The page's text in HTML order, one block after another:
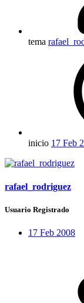
tema
inicio 17 Feb
rafael_rodriguez
Usuario Registrado
17 Feb 2008